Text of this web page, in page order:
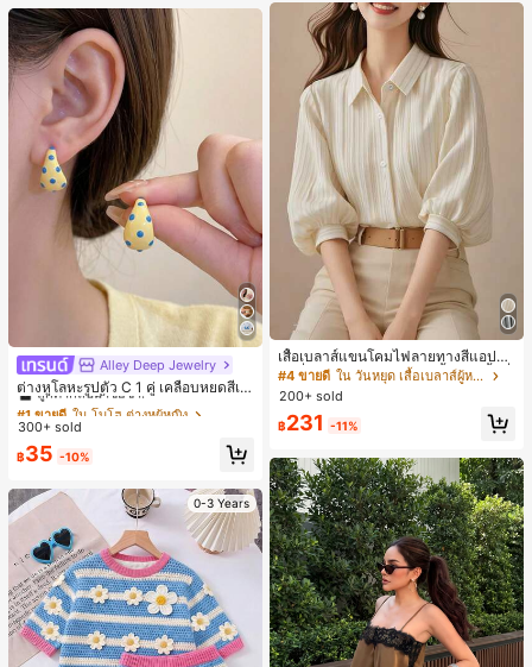
Alley Deep Jewelry
ต่างหูโลหะรูปตัว C 1 คู่ เคลือบหยดสีเห
ลือง ลายจุดสีน้ำเงิน สไตล์ยุโรปและอเม
ริกัน แฟชั่นส่วนตัว หวานและสง่างาม
สำหรับผู้หญิงและเด็กหญิง สำหรับการเ
ดินทาง งานแต่งงาน ปาร์ตี้ วันเกิด ของ
#1 ขายดี ใน โบโฮ ต่างหูผู้หญิง
ลูกค้ากลับมาซื้อซ้ำ!
เกือบหมดแล้ว!
#1 ขายดี ใน โบโฮ ต่างหูผู้หญิง
ลูกค้ากลับมาซื้อซ้ำ!
เกือบหมดแล้ว!
#1 ขายดี ใน โบโฮ ต่างหูผู้หญิง
ลูกค้ากลับมาซื้อซ้ำ!
เกือบหมดแล้ว!
#1 ขายดี
ใน โบโฮ ต่างหูผู้หญิง
เกือบหมดแล้ว!
300+ sold
฿35 -10%
0-3 Years
เสื้อเบลาส์แขนโคมไฟลายทางสีแอปริค
อตที่หรูหราสำหรับผู้หญิง, เสื้อแขนสั้นที่
ใช้ได้หลากหลายสำหรับการเดินทาง, ตั
ดแบบสุ่มสำหรับฤดูร้อน
#4 ขายดี
ใน วันหยุด เสื้อเบลาส์ผู้หญิง
200+ sold
฿231 -11%